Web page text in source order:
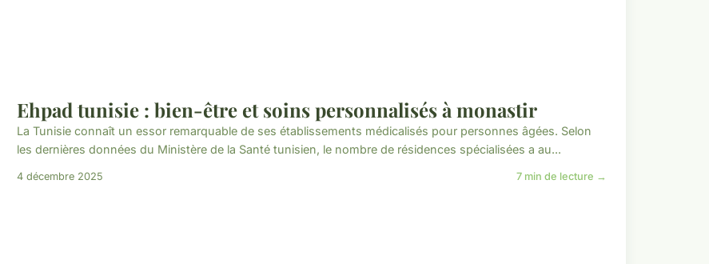
Ehpad tunisie : bien-être et soins personnalisés à monastir
La Tunisie connaît un essor remarquable de ses établissements médicalisés pour personnes âgées. Selon
les dernières données du Ministère de la Santé tunisien, le nombre de résidences spécialisées a au...
4 décembre 2025 7 min de lecture →